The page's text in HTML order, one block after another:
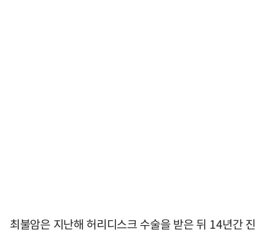
최불암은 지난해 허리디스크 수술을 받은 뒤 14년간 진